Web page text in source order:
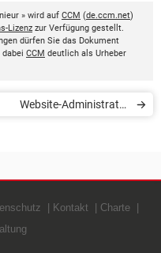
» wird auf CCM (de.ccm.net)
Lizenz zur Verfügung gestellt.
dürfen Sie das Dokument
dabei CCM deutlich als Urheber
Website-Administrator
Kontakt
Charte